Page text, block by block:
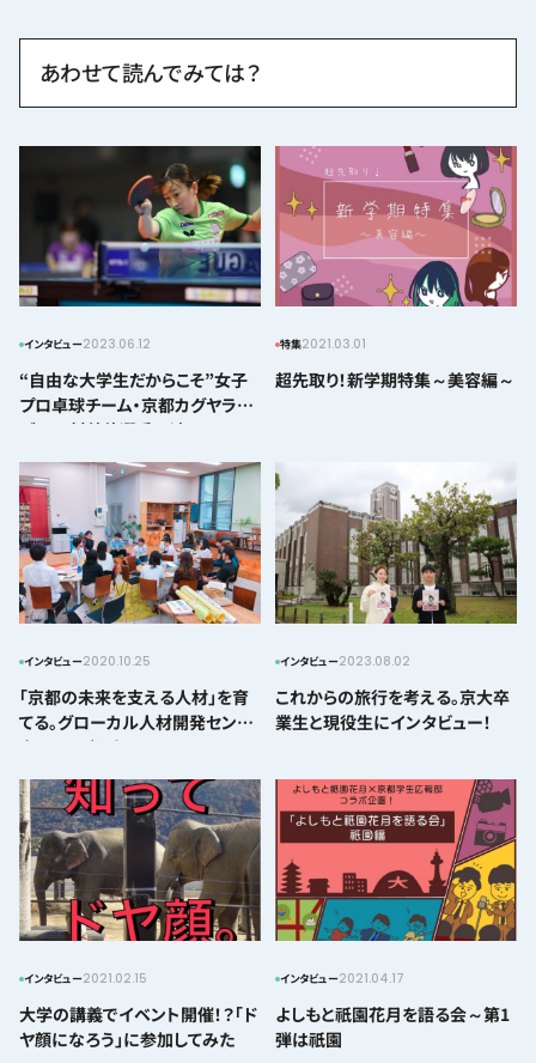
あわせて読んでみては？
インタビュー2023.06.12
“自由な大学生だからこそ”女子
プロ卓球チーム・京都カグヤライ
ズの田村美佳選手に迫る
特集2021.03.01
超先取り！新学期特集～美容編～
インタビュー2020.10.25
「京都の未来を支える人材」を育
てる。グローカル人材開発セン
ターってどんなところ？
インタビュー2023.08.02
これからの旅行を考える。京大卒
業生と現役生にインタビュー！
インタビュー2021.02.15
大学の講義でイベント開催！？「ド
ヤ顔になろう」に参加してみた
インタビュー2021.04.17
よしもと祇園花月を語る会～第1
弾は祇園